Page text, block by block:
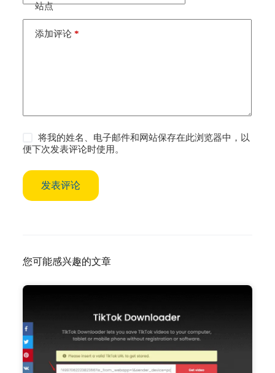
站点
添加评论*
将我的姓名、电子邮件和网站保存在此浏览器中，以
便下次发表评论时使用。
发表评论
i
您可能感兴趣的文章